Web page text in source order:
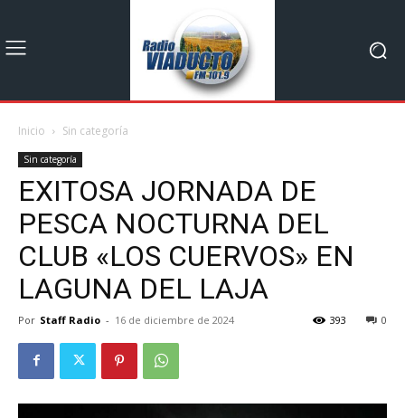
Inicio Sin categoría
Sin categoría
EXITOSA JORNADA DE
PESCA NOCTURNA DEL
CLUB «LOS CUERVOS» EN
LAGUNA DEL LAJA
Por Staff Radio - 16 de diciembre de 2024 0
393